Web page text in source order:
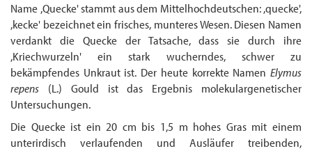
Name ,Quecke' stammt aus dem Mittel­hoch­deutschen: ,quecke',
,kecke' bezeichnet ein frisches, munteres Wesen. Diesen Namen
verdankt die Quecke der Tatsache, dass sie durch ihre
,Kriechwurzeln' ein stark wucherndes, schwer zu
bekämpfendes Unkraut ist. Der heute korrekte Namen Elymus
repens (L.) Gould ist das Ergebnis molekulargenetischer
Untersuchungen.
Die Quecke ist ein 20 cm bis 1,5 m hohes Gras mit einem
unterirdisch verlaufenden und Aus­läufer treibenden,